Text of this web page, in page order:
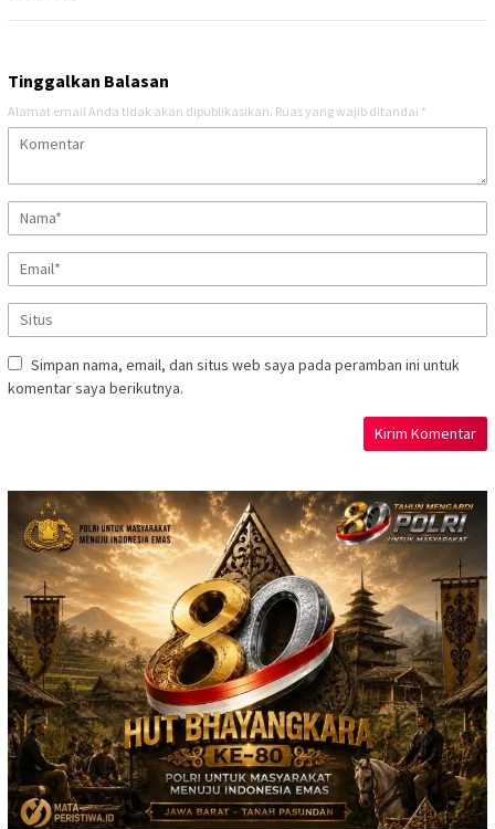
Tinggalkan Balasan
Alamat email Anda tidak akan dipublikasikan. Ruas yang wajib ditandai *
Simpan nama, email, dan situs web saya pada peramban ini untuk
komentar saya berikutnya.